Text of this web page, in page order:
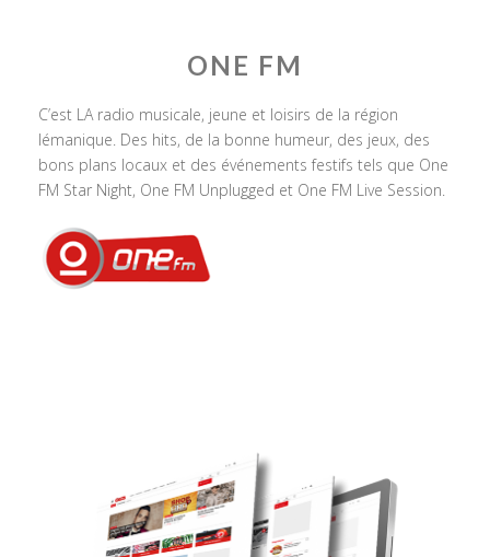
ONE FM
C’est LA radio musicale, jeune et loisirs de la région
lémanique. Des hits, de la bonne humeur, des jeux, des
bons plans locaux et des événements festifs tels que One
FM Star Night, One FM Unplugged et One FM Live Session.